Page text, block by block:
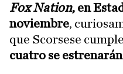
Fox Nation, en
noviembre,
que Scorsese
cuatro se